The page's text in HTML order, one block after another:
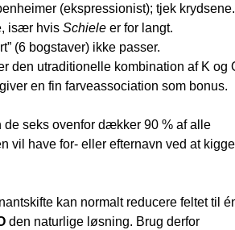
(ekspressionist); tjek krydsene.
især hvis Schiele er for langt.
(6 bogstaver) ikke passer.
den utraditionelle kombination af K og
en fin farveassociation som bonus.
de seks ovenfor dækker 90 % af alle
vil have for- eller efternavn ved at kigge
kan normalt reducere feltet til
den naturlige løsning. Brug derfor